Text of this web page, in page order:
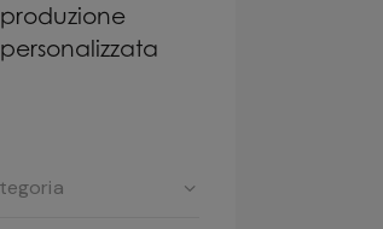
produzione
personalizzata